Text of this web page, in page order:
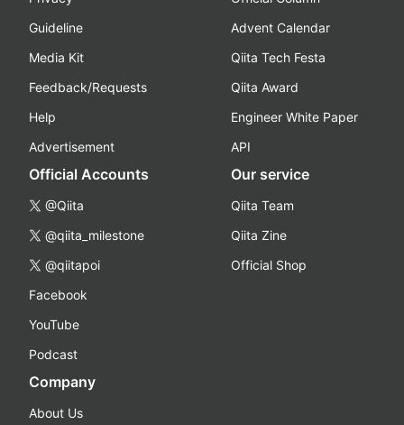
Guideline
Media Kit
Feedback/Requests
Help
Advertisement
Advent Calendar
Qiita Tech Festa
Qiita Award
Engineer White Paper
API
Official Accounts
@Qiita
@qiita_milestone
@qiitapoi
Facebook
YouTube
Podcast
Our service
Qiita Team
Qiita Zine
Official Shop
Company
About Us